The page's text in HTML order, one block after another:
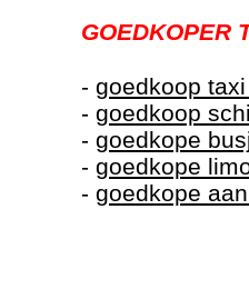
GOEDKOPER
- goedkoop
- goedkoop
- goedkope
- goedkope
- goedkope